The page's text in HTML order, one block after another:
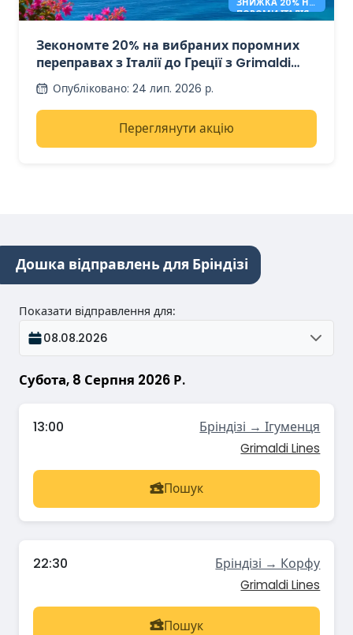
ПОРОМИ ІТАЛІЯ –
Зекономте 20% на вибраних поромних
переправах з Італії до Греції з Grimaldi
LinesОпубліковано: 24 лип. 2026 р.
Переглянути акцію
Дошка відправлень для Бріндізі
Субота, 8 Серпня 2026 Р.
Показати відправлення для:
08.08.2026
13:00 Бріндізі → Ігуменця
Grimaldi Lines
Пошук
22:30 Бріндізі → Корфу
Grimaldi Lines
Пошук